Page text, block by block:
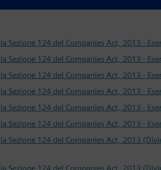
Sezione 124 del Companies Act, 2013 -
Sezione 124 del Companies Act, 2013 -
Sezione 124 del Companies Act, 2013 -
Sezione 124 del Companies Act, 2013 -
Sezione 124 del Companies Act, 2013 -
Sezione 124 del Companies Act, 2013 -
Sezione 124 del Companies Act, 2013